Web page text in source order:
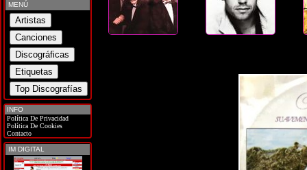
MENÚ
INFO
Política De Privacidad
Política De Cookies
Contacto
IM DIGITAL